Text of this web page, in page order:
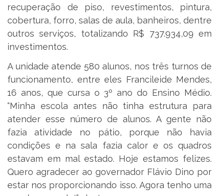
recuperação de piso, revestimentos, pintura,
cobertura, forro, salas de aula, banheiros, dentre
outros serviços, totalizando R$ 737.934,09 em
investimentos.
A unidade atende 580 alunos, nos três turnos de
funcionamento, entre eles Francileide Mendes,
16 anos, que cursa o 3º ano do Ensino Médio.
“Minha escola antes não tinha estrutura para
atender esse número de alunos. A gente não
fazia atividade no pátio, porque não havia
condições e na sala fazia calor e os quadros
estavam em mal estado. Hoje estamos felizes.
Quero agradecer ao governador Flávio Dino por
estar nos proporcionando isso. Agora tenho uma